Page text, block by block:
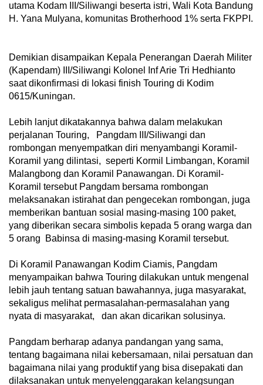
utama Kodam III/Siliwangi beserta istri, Wali Kota Bandung
H. Yana Mulyana, komunitas Brotherhood 1% serta FKPPI.
Demikian disampaikan Kepala Penerangan Daerah Militer
(Kapendam) III/Siliwangi Kolonel Inf Arie Tri Hedhianto
saat dikonfirmasi di lokasi finish Touring di Kodim
0615/Kuningan.
Lebih lanjut dikatakannya bahwa dalam melakukan
perjalanan Touring, Pangdam III/Siliwangi dan
rombongan menyempatkan diri menyambangi Koramil-
Koramil yang dilintasi, seperti Kormil Limbangan, Koramil
Malangbong dan Koramil Panawangan. Di Koramil-
Koramil tersebut Pangdam bersama rombongan
melaksanakan istirahat dan pengecekan rombongan, juga
memberikan bantuan sosial masing-masing 100 paket,
yang diberikan secara simbolis kepada 5 orang warga dan
5 orang Babinsa di masing-masing Koramil tersebut.
Di Koramil Panawangan Kodim Ciamis, Pangdam
menyampaikan bahwa Touring dilakukan untuk mengenal
lebih jauh tentang satuan bawahannya, juga masyarakat,
sekaligus melihat permasalahan-permasalahan yang
nyata di masyarakat, dan akan dicarikan solusinya.
Pangdam berharap adanya pandangan yang sama,
tentang bagaimana nilai kebersamaan, nilai persatuan dan
bagaimana nilai yang produktif yang bisa disepakati dan
dilaksanakan untuk menyelenggarakan kelangsungan